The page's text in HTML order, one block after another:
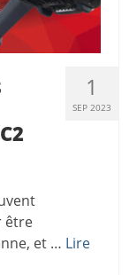
1
SEP 2023
être
et … Lire